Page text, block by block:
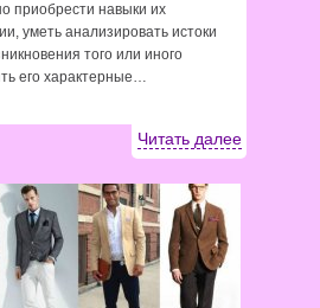
приобрести навыки их
уметь анализировать истоки
того или иного
его характерные…
Читать далее